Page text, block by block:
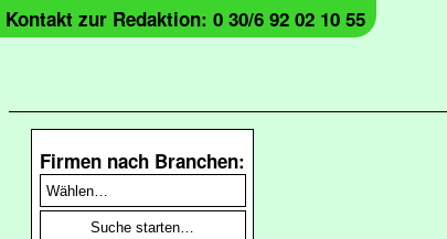
Kontakt zur Redaktion: 0 30/6 92 02 10 55
Firmen nach Branchen: